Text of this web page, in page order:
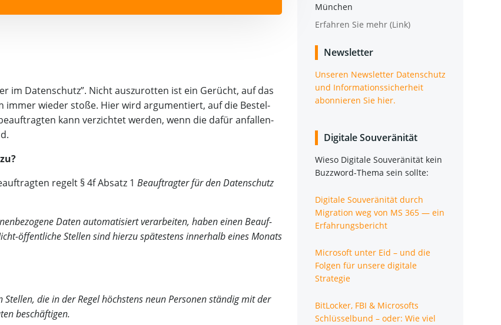
im Daten­schutz”. Nicht aus­zu­rot­ten ist ein Gerücht, auf das
immer wie­der sto­ße. Hier wird argu­men­tiert, auf die Bestel­
kann ver­zich­tet wer­den, wenn die dafür anfal­len­
regelt § 4f Absatz 1 Beauf­trag­ter für den Daten­schutz
Daten auto­ma­ti­siert ver­ar­bei­ten, haben einen Beauf­
öffent­li­che Stel­len sind hier­zu spä­tes­tens inner­halb eines Monats
die in der Regel höchs­tens neun Per­so­nen stän­dig mit der
beschäftigen.
München
Erfah­ren Sie mehr (Link)
News­let­ter
Unse­ren News­let­ter Daten­schutz
und Infor­ma­ti­ons­si­cher­heit
abon­nie­ren Sie hier.
Digi­ta­le Souveränität
Wie­so Digi­ta­le Sou­ve­rä­ni­tät kein
Buz­zword-The­ma sein sollte:
Digi­ta­le Sou­ve­rä­ni­tät durch
Migra­ti­on weg von MS 365 — ein
Erfahrungsbericht
Micro­soft unter Eid – und die
Fol­gen für unse­re digi­ta­le
Strategie
Bit­Lo­cker, FBI & Micro­softs
Schlüs­sel­bund – oder: Wie viel